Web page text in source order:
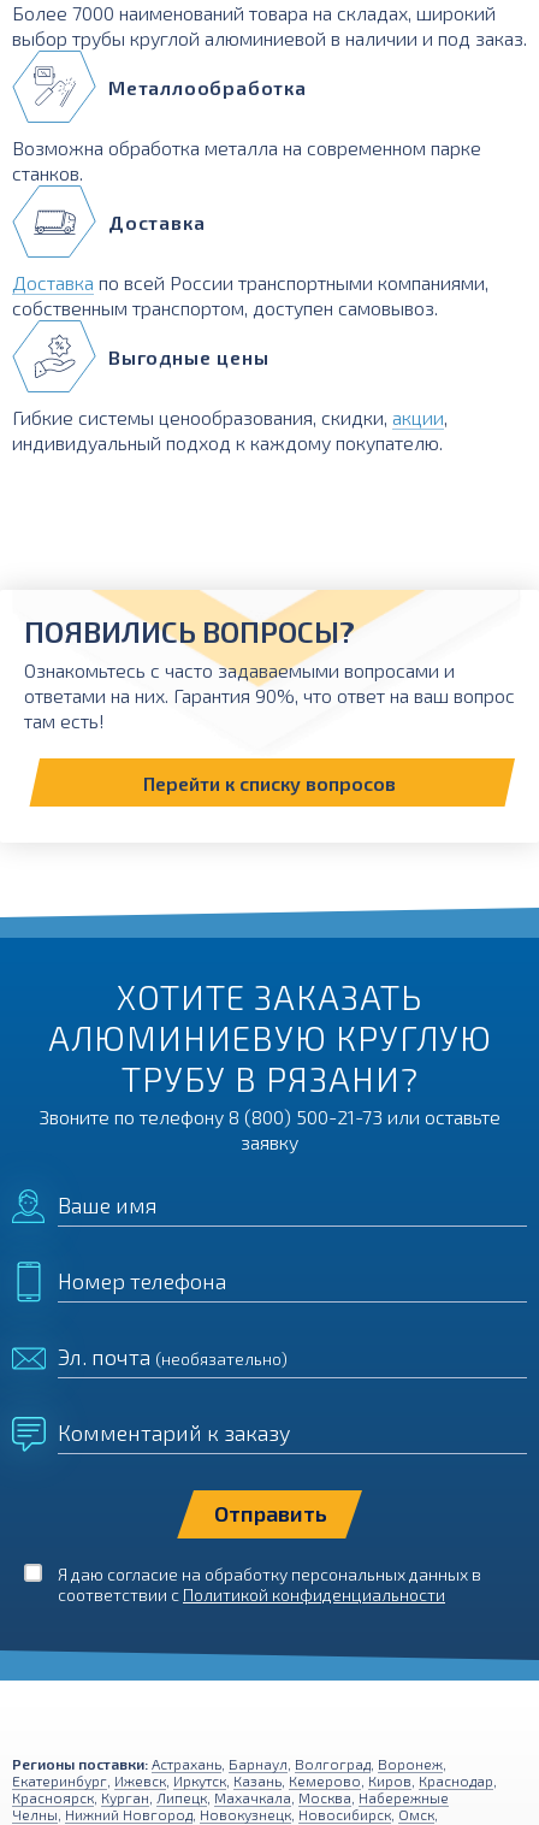
Более 7000 наименований товара на складах, широкий
выбор трубы круглой алюминиевой в наличии и под заказ.
Металлообработка
Возможна обработка металла на современном парке
станков.
Доставка
Доставка по всей России транспортными компаниями,
собственным транспортом, доступен самовывоз.
Выгодные цены
Гибкие системы ценообразования, скидки, акции,
индивидуальный подход к каждому покупателю.
ХОТИТЕ ЗАКАЗАТЬ
АЛЮМИНИЕВУЮ КРУГЛУЮ
ТРУБУ В РЯЗАНИ?
Звоните по телефону 8 (800) 500-21-73 или оставьте
заявку
Ваше имя
Номер телефона
Эл. почта (необязательно)
Комментарий к заказу
Я даю согласие на обработку персональных данных в
соответствии с Политикой конфиденциальности
ПОЯВИЛИСЬ ВОПРОСЫ?
Ознакомьтесь с часто задаваемыми вопросами и
ответами на них. Гарантия 90%, что ответ на ваш вопрос
там есть!
Перейти к списку вопросов
Регионы поставки: Астрахань Барнаул Волгоград Воронеж
Екатеринбург Ижевск Иркутск Казань Кемерово Киров Краснодар
Красноярск Курган Липецк Махачкала Москва Набережные
Челны Нижний Новгород Новокузнецк Новосибирск Омск